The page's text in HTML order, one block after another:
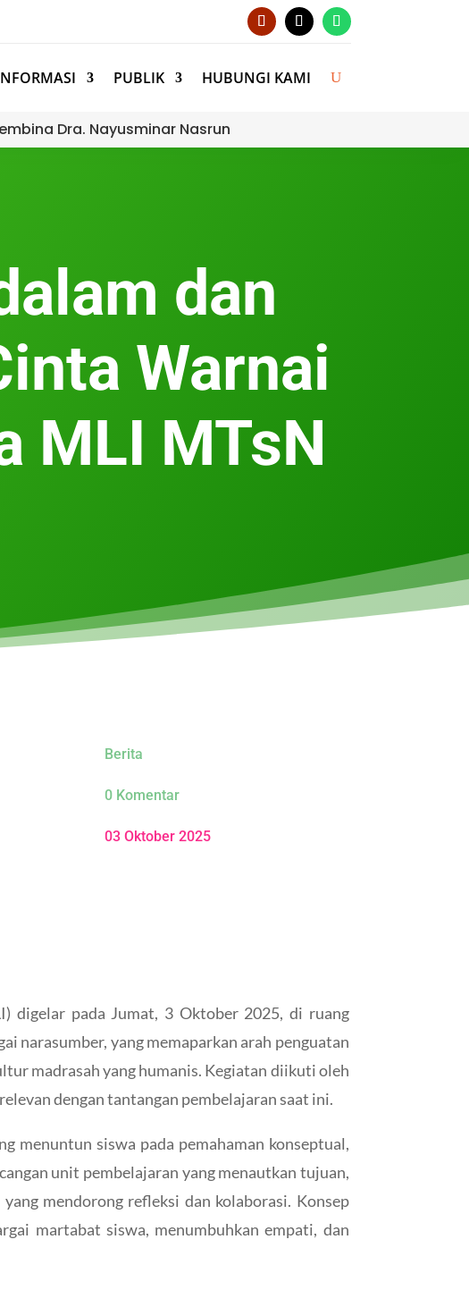
PUBLIK HUBUNGI KAMI
Dra. Nayusminar Nasrun
dan
Warnai
MLI MTsN
Berita
0 Komentar
03 Oktober 2025
digelar pada Jumat, 3 Oktober 2025, di ruang
narasumber, yang memaparkan arah penguatan
madrasah yang humanis. Kegiatan diikuti oleh
dengan tantangan pembelajaran saat ini.
menuntun siswa pada pemahaman konseptual,
unit pembelajaran yang menautkan tujuan,
mendorong refleksi dan kolaborasi. Konsep
martabat siswa, menumbuhkan empati, dan